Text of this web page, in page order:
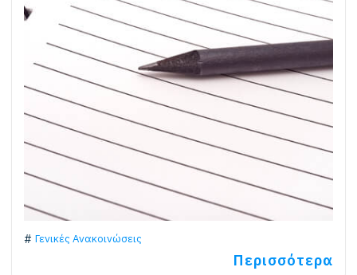
Γενικές Ανακοινώσεις
Περισσότερα